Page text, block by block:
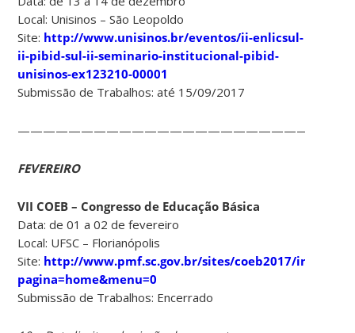
Local: Unisinos – São Leopoldo
Site: http://www.unisinos.br/eventos/ii-enlicsul-
ii-pibid-sul-ii-seminario-institucional-pibid-
unisinos-ex123210-00001
Submissão de Trabalhos: até 15/09/2017
———————————————————————-
FEVEREIRO
VII COEB – Congresso de Educação Básica
Data: de 01 a 02 de fevereiro
Local: UFSC – Florianópolis
Site: http://www.pmf.sc.gov.br/sites/coeb2017/
pagina=home&menu=0
Submissão de Trabalhos: Encerrado